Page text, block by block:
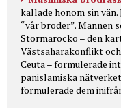
kallade honom sin
“vår broder”. Mannen
Stormarocko – den
Västsaharakonflikt
Ceuta – formulerade
panislamiska
formulerade dem